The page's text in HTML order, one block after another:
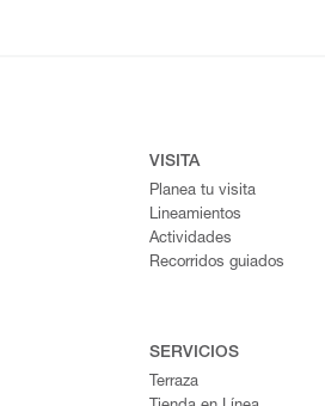
VISITA
Planea tu visita
Lineamientos
Actividades
Recorridos guiados
SERVICIOS
Terraza